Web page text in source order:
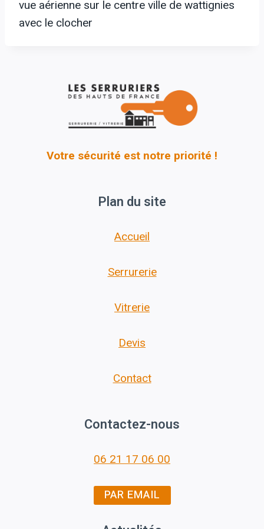
vue aérienne sur le centre ville de wattignies
avec le clocher
Votre sécurité est notre priorité !
Plan du site
Accueil
Serrurerie
Vitrerie
Devis
Contact
Contactez-nous
06 21 17 06 00
PAR EMAIL